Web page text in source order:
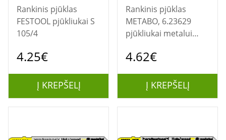
Rankinis pjūklas
FESTOOL pjūkliukai S
105/4
4.25€
Į KREPŠELĮ
Rankinis pjūklas
METABO, 6.23629
pjūkliukai metalui
4.62€
Į KREPŠELĮ